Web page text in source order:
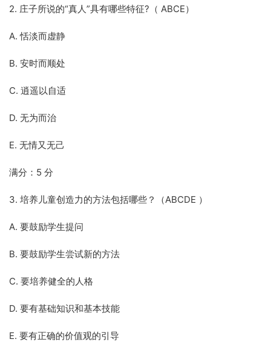
2. 庄子所说的“真人”具有哪些特征?（ ABCE）
A. 恬淡而虚静
B. 安时而顺处
C. 逍遥以自适
D. 无为而治
E. 无情又无己
满分：5 分
3. 培养儿童创造力的方法包括哪些？（ABCDE ）
A. 要鼓励学生提问
B. 要鼓励学生尝试新的方法
C. 要培养健全的人格
D. 要有基础知识和基本技能
E. 要有正确的价值观的引导